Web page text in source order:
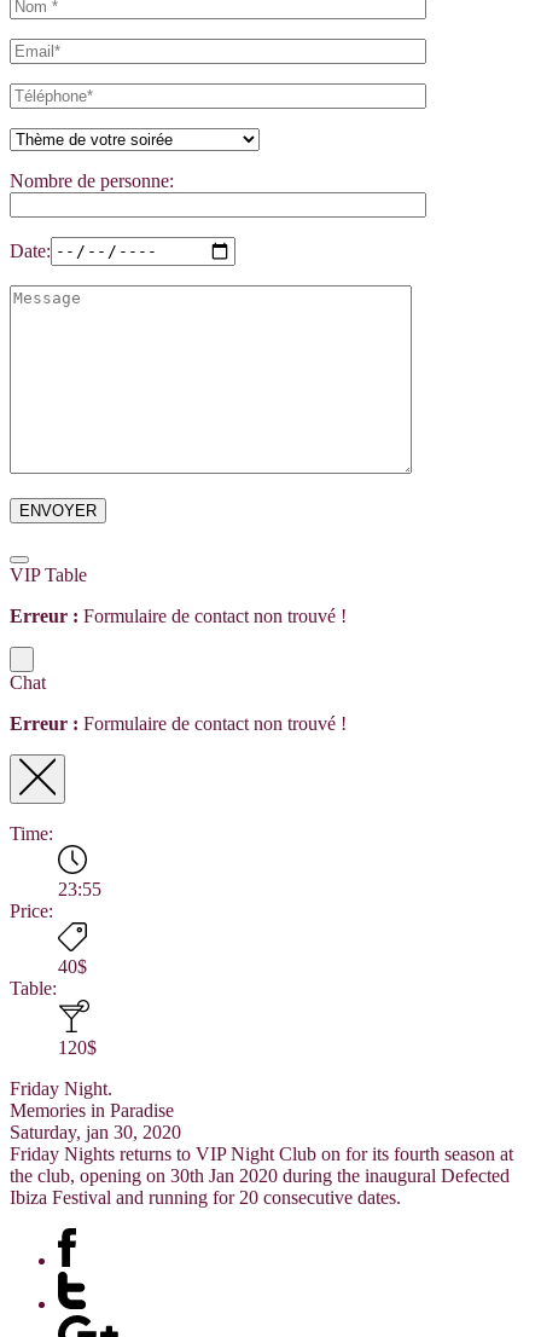
Nombre de personne:
Date:
VIP Table
Erreur : Formulaire de contact non trouvé !
Chat
Erreur : Formulaire de contact non trouvé !
Time:
23:55
Price:
40$
Table:
120$
Friday Night.
Memories in Paradise
Saturday, jan 30, 2020
Friday Nights returns to VIP Night Club on for its fourth season at
the club, opening on 30th Jan 2020 during the inaugural Defected
Ibiza Festival and running for 20 consecutive dates.